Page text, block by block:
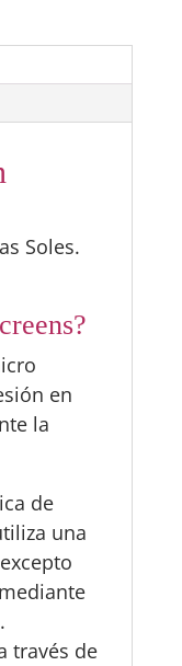
Soles.
en
la
de
una
través de